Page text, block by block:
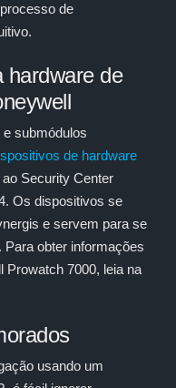
de
hardware de
submódulos
de hardware
ao Security Center
Os dispositivos se
e servem para se
obter informações
Prowatch 7000, leia na
usando um